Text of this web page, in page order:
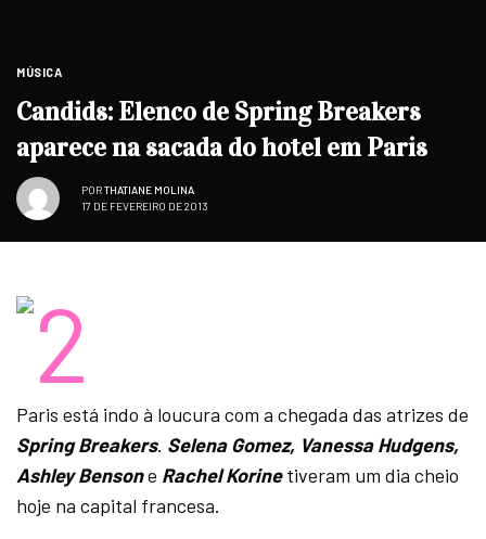
MÚSICA
Candids: Elenco de Spring Breakers
aparece na sacada do hotel em Paris
PORTHATIANE MOLINA
17 DE FEVEREIRO DE 2013
Paris está indo à loucura com a chegada das atrizes de
Spring Breakers. Selena Gomez, Vanessa Hudgens,
Ashley Bensone Rachel Korinetiveram um dia cheio
hoje na capital francesa.